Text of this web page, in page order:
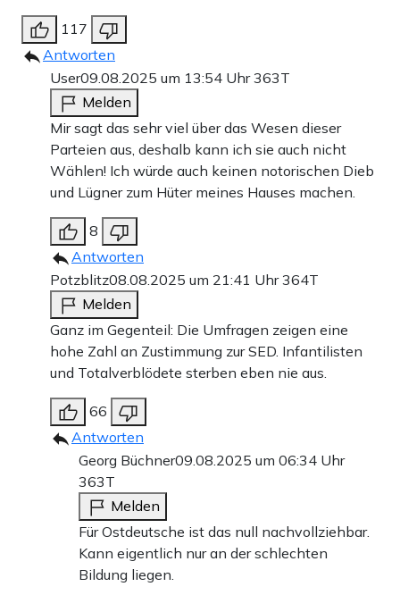
117
Antworten
User09.08.2025 um 13:54 Uhr363T
Melden
Mir sagt das sehr viel über das Wesen dieser
Parteien aus, deshalb kann ich sie auch nicht
Wählen! Ich würde auch keinen notorischen Dieb
und Lügner zum Hüter meines Hauses machen.
8
Antworten
Potzblitz08.08.2025 um 21:41 Uhr364T
Melden
Ganz im Gegenteil: Die Umfragen zeigen eine
hohe Zahl an Zustimmung zur SED. Infantilisten
und Totalverblödete sterben eben nie aus.
66
Antworten
Georg Büchner09.08.2025 um 06:34 Uhr
363T
Melden
Für Ostdeutsche ist das null nachvollziehbar.
Kann eigentlich nur an der schlechten
Bildung liegen.